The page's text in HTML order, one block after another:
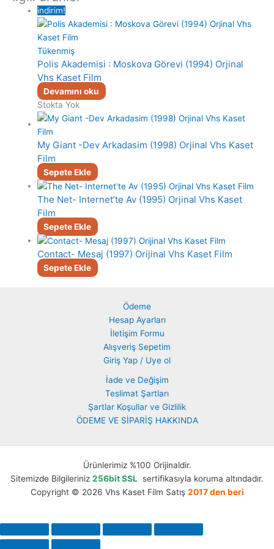
indirim!
Tükenmiş
Polis Akademisi : Moskova Görevi (1994) Orjinal
Vhs Kaset Film
Devamını oku
Stokta Yok
My Giant -Dev Arkadasim (1998) Orjinal Vhs Kaset
Film
Sepete Ekle
The Net- Internet’te Av (1995) Orjinal Vhs Kaset
Film
Sepete Ekle
Contact- Mesaj (1997) Orijinal Vhs Kaset Film
Sepete Ekle
Ödeme
Hesap Ayarları
İletişim Formu
Alışveriş Sepetim
Giriş Yap / Uye ol
İade ve Değişim
Teslimat Şartları
Şartlar Koşullar ve Gizlilik
ÖDEME VE SİPARİŞ HAKKINDA
Ürünlerimiz %100 Orijinaldir.
Sitemizde Bilgileriniz 256bit SSL sertifikasıyla koruma altındadır.
Copyright © 2026 Vhs Kaset Film Satış 2017 den beri